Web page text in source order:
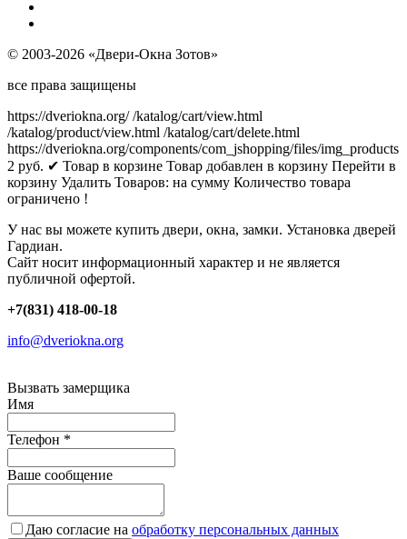
© 2003-2026 «Двери-Окна Зотов»
все права защищены
https://dveriokna.org/ /katalog/cart/view.html
/katalog/product/view.html /katalog/cart/delete.html
https://dveriokna.org/components/com_jshopping/files/img_products
2 руб. ✔ Товар в корзине Товар добавлен в корзину Перейти в
корзину Удалить Товаров: на сумму Количество товара
ограничено !
У нас вы можете купить двери, окна, замки. Установка дверей
Гардиан.
Сайт носит информационный характер и не является
публичной офертой.
+7(831) 418-00-18
info@dveriokna.org
Вызвать замерщика
Имя
Телефон *
Ваше сообщение
Даю согласие на обработку персональных данных